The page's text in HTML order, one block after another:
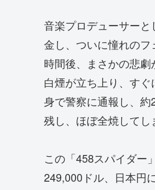
音楽プロデューサー
金し、ついに憧れの
時間後、まさかの悲
白煙が立ち上り、す
身で警察に通報し、
残し、ほぼ全焼してし
この「458スパイダー
249,000ドル、日本円